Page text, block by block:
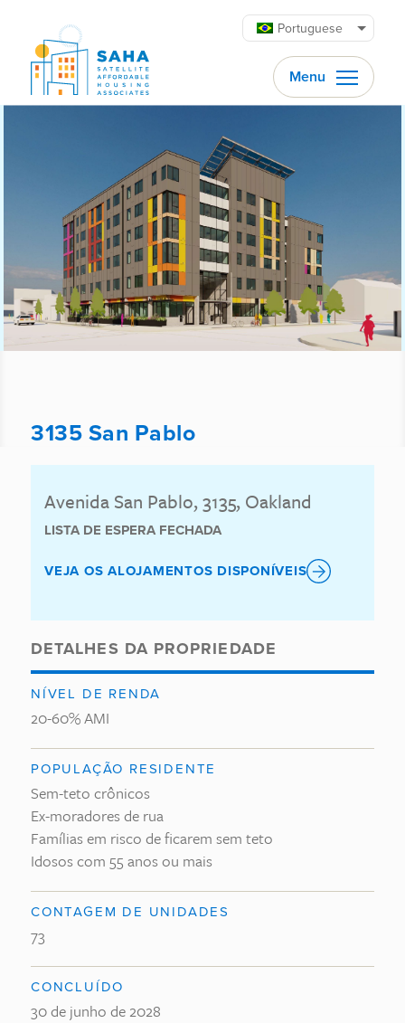
Portuguese
Menu
3135 San Pablo
Avenida San Pablo, 3135, Oakland
LISTA DE ESPERA FECHADA
VEJA OS ALOJAMENTOS DISPONÍVEIS
DETALHES DA PROPRIEDADE
NÍVEL DE RENDA
20-60% AMI
POPULAÇÃO RESIDENTE
Sem-teto crônicos
Ex-moradores de rua
Famílias em risco de ficarem sem teto
Idosos com 55 anos ou mais
CONTAGEM DE UNIDADES
73
CONCLUÍDO
30 de junho de 2028